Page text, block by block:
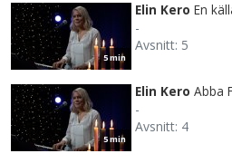
5 min
Elin Kero En
-
Avsnitt: 5
5 min
Elin Kero Abba
-
Avsnitt: 4